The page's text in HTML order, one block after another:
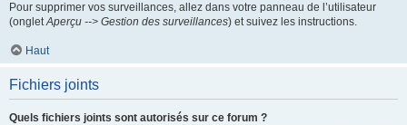
Pour supprimer vos surveillances, allez dans votre panneau de l’utilisateur
(ongletAperçu --> Gestion des surveillances) et suivez les instructions.
Haut
Fichiers joints
Quels fichiers joints sont autorisés sur ce forum ?